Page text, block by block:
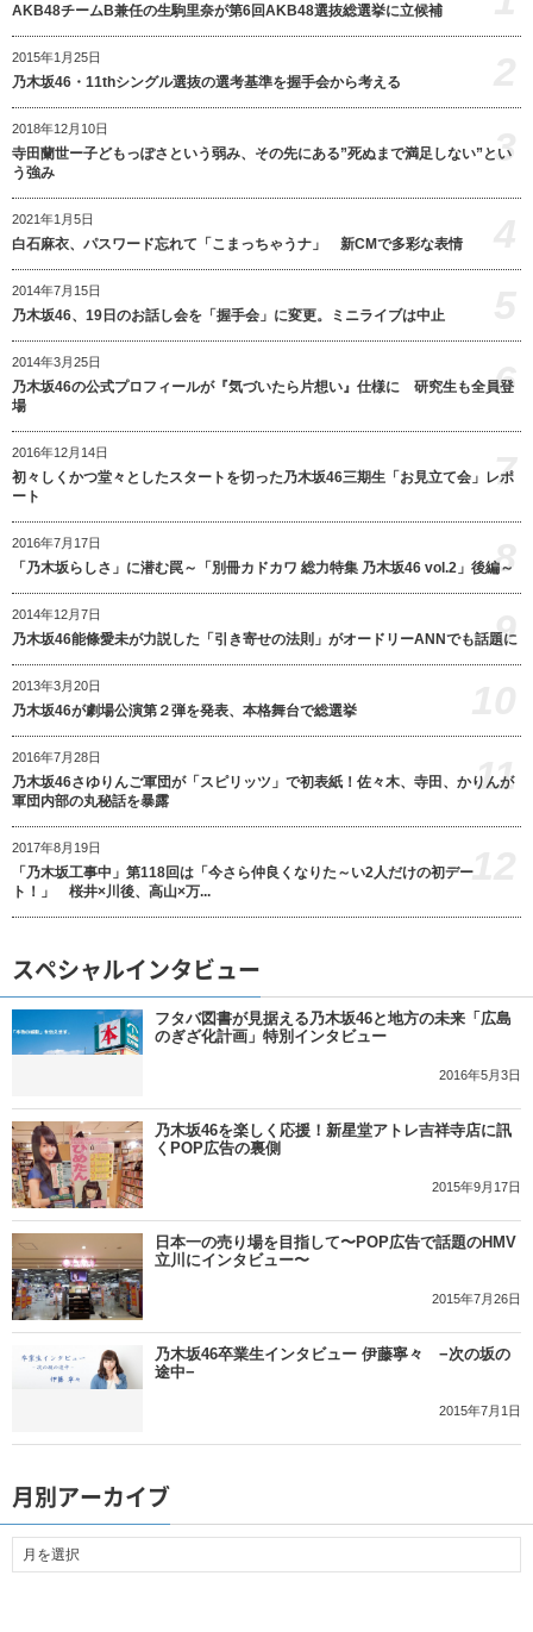
AKB48チームB兼任の生駒里奈が第6回AKB48選抜総選挙に立候補
2015年1月25日
乃木坂46・11thシングル選抜の選考基準を握手会から考える
2018年12月10日
寺田蘭世ー子どもっぽさという弱み、その先にある”死ぬまで満足しない”とい
う強み
3
2021年1月5日
白石麻衣、パスワード忘れて「こまっちゃうナ」 新CMで多彩な表情
2014年7月15日
乃木坂46、19日のお話し会を「握手会」に変更。ミニライブは中止
2014年3月25日
乃木坂46の公式プロフィールが『気づいたら片想い』仕様に 研究生も全員登
場
6
2016年12月14日
初々しくかつ堂々としたスタートを切った乃木坂46三期生「お見立て会」レポ
ート
7
2016年7月17日
「乃木坂らしさ」に潜む罠～「別冊カドカワ 総力特集 乃木坂46 vol.2」後編～
8
2014年12月7日
乃木坂46能條愛未が力説した「引き寄せの法則」がオードリーANNでも話題に
9
2013年3月20日
乃木坂46が劇場公演第２弾を発表、本格舞台で総選挙
2016年7月28日
乃木坂46さゆりんご軍団が「スピリッツ」で初表紙！佐々木、寺田、かりんが
軍団内部の丸秘話を暴露
11
2017年8月19日
「乃木坂工事中」第118回は「今さら仲良くなりた～い2人だけの初デー
ト！」 桜井×川後、高山×万...
12
スペシャルインタビュー
フタバ図書が見据える乃木坂46と地方の未来「広島
のぎざ化計画」特別インタビュー
2016年5月3日
乃木坂46を楽しく応援！新星堂アトレ吉祥寺店に訊
くPOP広告の裏側
2015年9月17日
日本一の売り場を目指して〜POP広告で話題のHMV
立川にインタビュー〜
2015年7月26日
乃木坂46卒業生インタビュー 伊藤寧々 −次の坂の
途中−
2015年7月1日
月別アーカイブ